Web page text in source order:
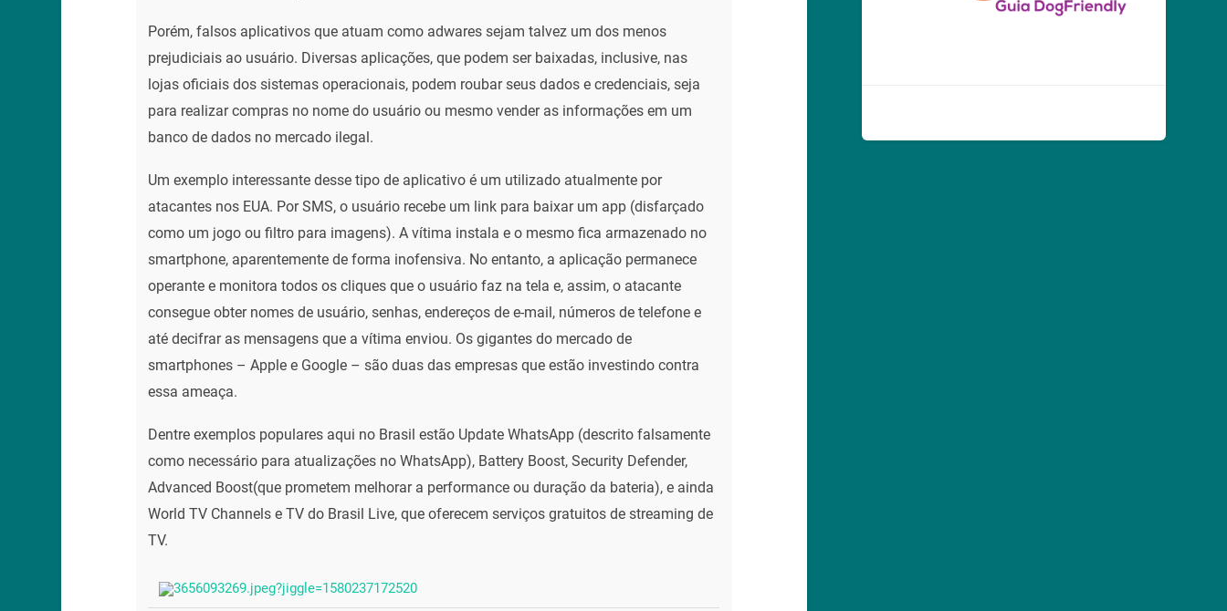
Porém, falsos aplicativos que atuam como adwares sejam talvez um dos menos
prejudiciais ao usuário. Diversas aplicações, que podem ser baixadas, inclusive, nas
lojas oficiais dos sistemas operacionais, podem roubar seus dados e credenciais, seja
para realizar compras no nome do usuário ou mesmo vender as informações em um
banco de dados no mercado ilegal.
Um exemplo interessante desse tipo de aplicativo é um utilizado atualmente por
atacantes nos EUA. Por SMS, o usuário recebe um link para baixar um app (disfarçado
como um jogo ou filtro para imagens). A vítima instala e o mesmo fica armazenado no
smartphone, aparentemente de forma inofensiva. No entanto, a aplicação permanece
operante e monitora todos os cliques que o usuário faz na tela e, assim, o atacante
consegue obter nomes de usuário, senhas, endereços de e-mail, números de telefone e
até decifrar as mensagens que a vítima enviou. Os gigantes do mercado de
smartphones – Apple e Google – são duas das empresas que estão investindo contra
essa ameaça.
Dentre exemplos populares aqui no Brasil estão Update WhatsApp (descrito falsamente
como necessário para atualizações no WhatsApp), Battery Boost, Security Defender,
Advanced Boost(que prometem melhorar a performance ou duração da bateria), e ainda
World TV Channels e TV do Brasil Live, que oferecem serviços gratuitos de streaming de
TV.